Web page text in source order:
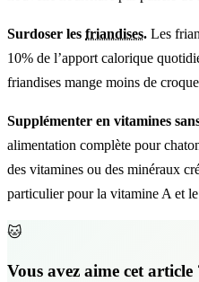
Surdoser les friandises. Les
10% de l’apport calorique
friandises mange moins de
Supplémenter en vitamines
alimentation complète pour
des vitamines ou des minéraux
particulier pour la vitamine A et
🐱
Vous avez aime cet article